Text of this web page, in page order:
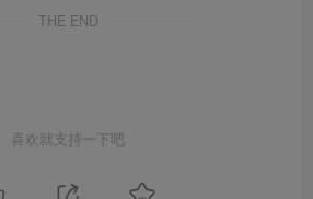
THE END
喜欢就支持一下吧